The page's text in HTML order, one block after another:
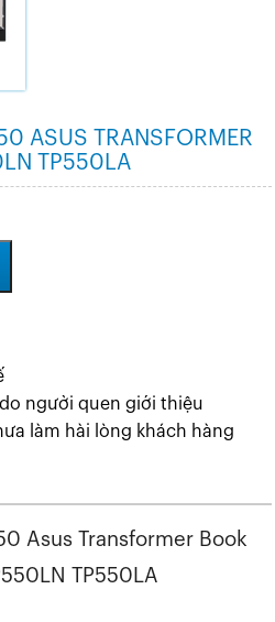
ASUS TRANSFORMER
TP550LA
người quen giới thiệu
làm hài lòng khách hàng
Asus Transformer Book
TP550LA